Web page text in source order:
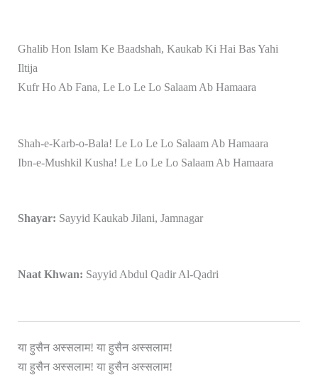
Ghalib Hon Islam Ke Baadshah, Kaukab Ki Hai Bas Yahi
Iltija
Kufr Ho Ab Fana, Le Lo Le Lo Salaam Ab Hamaara
Shah-e-Karb-o-Bala! Le Lo Le Lo Salaam Ab Hamaara
Ibn-e-Mushkil Kusha! Le Lo Le Lo Salaam Ab Hamaara
Shayar: Sayyid Kaukab Jilani, Jamnagar
Naat Khwan: Sayyid Abdul Qadir Al-Qadri
या हुसैन अस्सलाम! या हुसैन अस्सलाम!
या हुसैन अस्सलाम! या हुसैन अस्सलाम!